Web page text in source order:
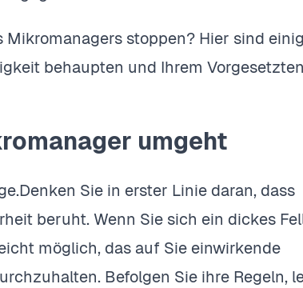
Mikromanagers stoppen? Hier sind
behaupten und Ihrem
umgeht
Sie in erster Linie daran, dass
beruht. Wenn Sie sich ein dickes
möglich, das auf Sie einwirkende
Befolgen Sie ihre Regeln,